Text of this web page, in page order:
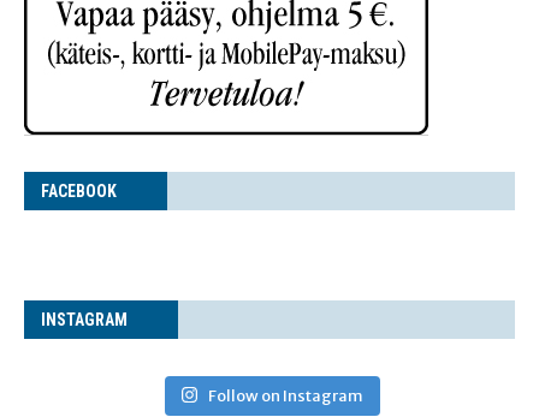
FACE­BOOK
INS­TA­GRAM
Follow on Instagram